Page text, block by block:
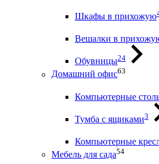
Шкафы в прихожую
Вешалки в
Обувницы24
Домашний офис63
Компьютерные
Тумба с ящиками3
Компьютерные
Мебель для сада54